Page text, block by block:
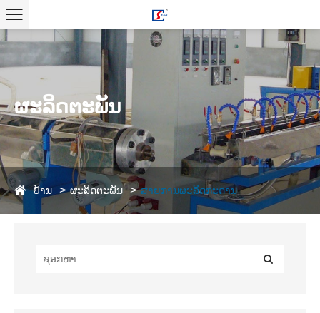
ຜະລິດຕະພັນ
ບ້ານ ຜະລິດຕະພັນ ສາຍການຜະລິດກະດານ